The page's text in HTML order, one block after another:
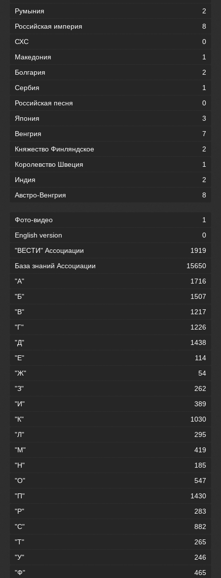
Румыния
2
Российская империя
8
СХС
0
Македония
1
Болгария
2
Сербия
1
Российская песня
0
Япония
3
Венгрия
7
Княжество Финляндское
2
Королевство Швеция
1
Индия
2
Австро-Венгрия
8
Фото-видео
1
English version
0
"ВЕСТИ" Ассоциации
1919
База знаний Ассоциации
15650
"А"
1716
"Б"
1507
"В"
1217
"Г"
1226
"Д"
1438
"Е"
114
"Ж"
54
"З"
262
"И"
389
"К"
1030
"Л"
295
"М"
419
"Н"
185
"О"
547
"П"
1430
"Р"
283
"С"
882
"Т"
265
"У"
246
"Ф"
465